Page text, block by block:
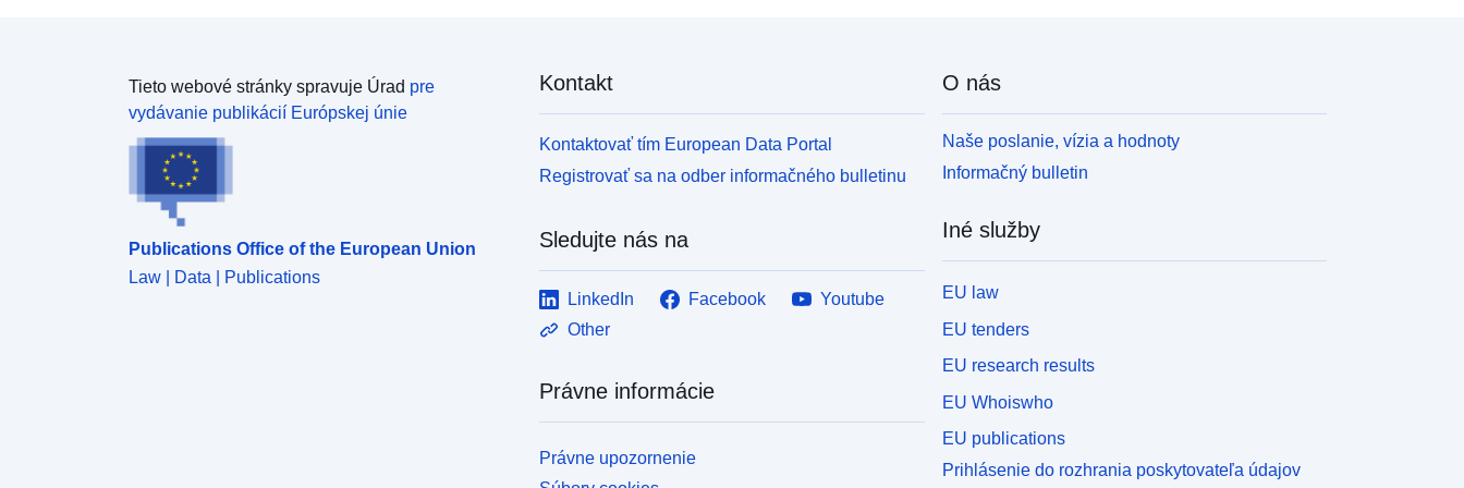
Tieto webové stránky spravuje Úrad pre
vydávanie publikácií Európskej únie
Publications Office of the European Union
Law | Data | Publications
Kontakt
Kontaktovať tím European Data Portal
Registrovať sa na odber informačného bulletinu
Sledujte nás na
LinkedIn Facebook
Youtube
Other
Právne informácie
Právne upozornenie
O nás
Naše poslanie, vízia a hodnoty
Informačný bulletin
Iné služby
EU law
EU tenders
EU research results
EU Whoiswho
EU publications
Prihlásenie do rozhrania poskytovateľa údajov